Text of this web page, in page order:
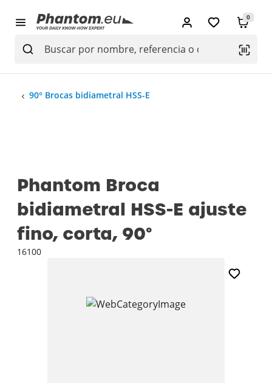
0
90° Brocas bidiametral HSS-E
Phantom Broca
bidiametral HSS-E ajuste
fino, corta, 90°
16100